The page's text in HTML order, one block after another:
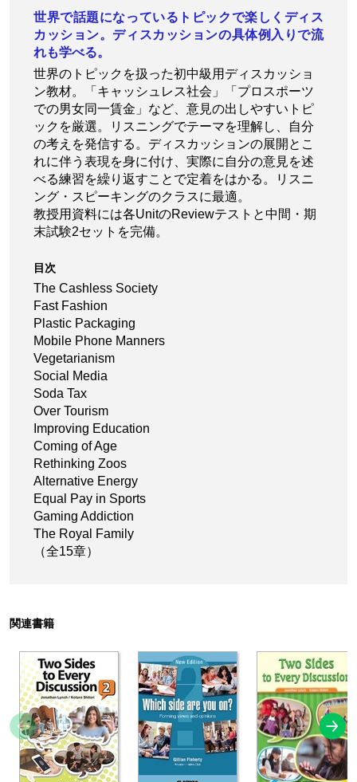
世界で話題になっているトピックで楽しくディス
カッション。ディスカッションの具体例入りで流
れも学べる。
世界のトピックを扱った初中級用ディスカッショ
ン教材。「キャッシュレス社会」「プロスポーツ
での男女同一賃金」など、意見の出しやすいトピ
ックを厳選。リスニングでテーマを理解し、自分
の考えを発信する。ディスカッションの展開とこ
れに伴う表現を身に付け、実際に自分の意見を述
べる練習を繰り返すことで定着をはかる。リスニ
ング・スピーキングのクラスに最適。
教授用資料には各UnitのReviewテストと中間・期
末試験2セットを完備。
目次
The Cashless Society
Fast Fashion
Plastic Packaging
Mobile Phone Manners
Vegetarianism
Social Media
Soda Tax
Over Tourism
Improving Education
Coming of Age
Rethinking Zoos
Alternative Energy
Equal Pay in Sports
Gaming Addiction
The Royal Family
（全15章）
関連書籍